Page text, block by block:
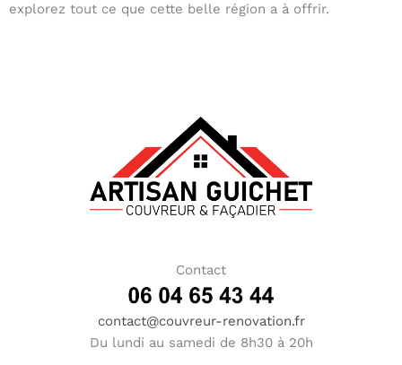
explorez tout ce que cette belle région a à offrir.
Contact
contact@couvreur-renovation.fr
Du lundi au samedi de 8h30 à 20h